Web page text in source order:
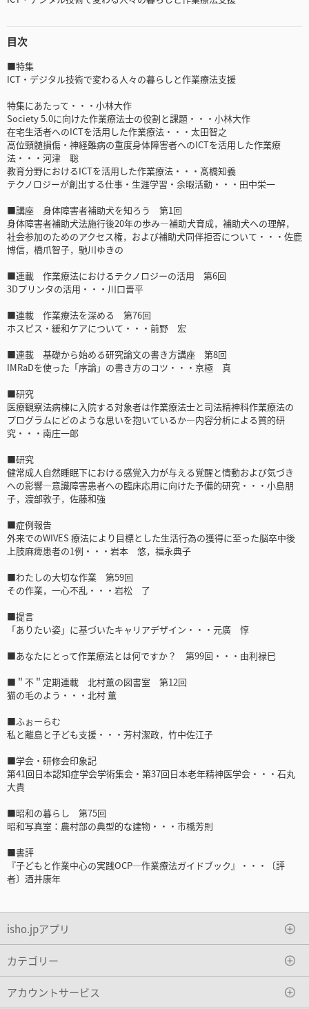
目次
■特集
ICT・デジタル技術で変わる人々の暮らしと作業療法支援
特集にあたって・・・小林大作
Society 5.0に向けた作業療法士の役割と課題・・・小林大作
在宅生活者へのICTを活用した作業療法・・・太田智之
高位頸髄損傷・神経難病の重度身体障害者へのICTを活用した作業療
法・・・河津 聡
教育分野におけるICTを活用した作業療法・・・髙橋知義
テクノロジーが創出する仕事・生涯学習・余暇活動・・・田中栄一
■講座 身体障害者補助犬を知ろう 第1回
身体障害者補助犬法施行後20年の歩み―補助犬育成，補助犬への理解，
社会参加のためのアクセス権，および補助犬同伴拒否について・・・佐鹿
博信，橋爪智子，馳川ゆきの
■連載 作業療法におけるテクノロジーの活用 第6回
3Dプリンタの活用・・・川口晋平
■連載 作業療法を深める 第76回
ホスピス・緩和ケアについて・・・前野 宏
■連載 基礎から始める研究論文の書き方講座 第8回
IMRaDを使った「序論」の書き方のコツ・・・京極 真
■研究
医療観察法病棟に入院する対象者は作業療法士と司法精神科作業療法の
プログラムにどのような思いを抱いているか―内容分析による質的研
究・・・南庄一郎
■研究
健常成人自然睡眠下における感覚入力が与える覚醒と情動および気づき
への影響―意識障害患者への臨床応用に向けた予備的研究・・・小島朋
子，渡部敦子，佐藤和強
■症例報告
外来でのWIVES 療法により目標とした生活行為の獲得に至った脳卒中後
上肢麻痺患者の1例・・・岩本 悠，福永典子
■わたしの大切な作業 第59回
その作業，一心不乱・・・岩松 了
■提言
「ありたい姿」に基づいたキャリアデザイン・・・元廣 惇
■あなたにとって作業療法とは何ですか？ 第99回・・・由利禄巳
■＂不＂定期連載 北村薫の図書室 第12回
猫の毛のよう・・・北村 薫
■ふぉーらむ
私と離島と子ども支援・・・芳村潔政，竹中佐江子
■学会・研修会印象記
第41回日本認知症学会学術集会・第37回日本老年精神医学会・・・石丸
大貴
■昭和の暮らし 第75回
昭和写真室：農村部の典型的な建物・・・市橋芳則
■書評
『子どもと作業中心の実践OCP─作業療法ガイドブック』・・・〔評
者〕酒井康年
isho.jpアプリ
カテゴリー
アカウントサービス